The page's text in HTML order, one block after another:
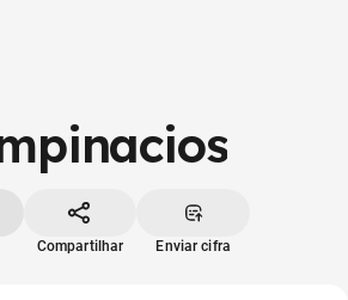
Compartilhar Enviar cifra